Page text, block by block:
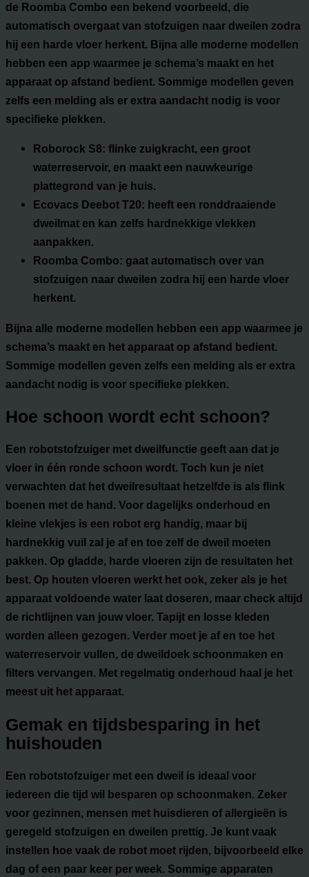
de Roomba Combo een bekend voorbeeld, die
automatisch overgaat van stofzuigen naar dweilen zodra
hij een harde vloer herkent. Bijna alle moderne modellen
hebben een app waarmee je schema’s maakt en het
apparaat op afstand bedient. Sommige modellen geven
zelfs een melding als er extra aandacht nodig is voor
specifieke plekken.
Roborock S8: flinke zuigkracht, een groot
waterreservoir, en maakt een nauwkeurige
plattegrond van je huis.
Ecovacs Deebot T20: heeft een ronddraaiende
dweilmat en kan zelfs hardnekkige vlekken
aanpakken.
Roomba Combo: gaat automatisch over van
stofzuigen naar dweilen zodra hij een harde vloer
herkent.
Bijna alle moderne modellen hebben een app waarmee je
schema’s maakt en het apparaat op afstand bedient.
Sommige modellen geven zelfs een melding als er extra
aandacht nodig is voor specifieke plekken.
Hoe schoon wordt echt schoon?
Een robotstofzuiger met dweilfunctie geeft aan dat je
vloer in één ronde schoon wordt. Toch kun je niet
verwachten dat het dweilresultaat hetzelfde is als flink
boenen met de hand. Voor dagelijks onderhoud en
kleine vlekjes is een robot erg handig, maar bij
hardnekkig vuil zal je af en toe zelf de dweil moeten
pakken. Op gladde, harde vloeren zijn de resultaten het
best. Op houten vloeren werkt het ook, zeker als je het
apparaat voldoende water laat doseren, maar check altijd
de richtlijnen van jouw vloer. Tapijt en losse kleden
worden alleen gezogen. Verder moet je af en toe het
waterreservoir vullen, de dweildoek schoonmaken en
filters vervangen. Met regelmatig onderhoud haal je het
meest uit het apparaat.
Gemak en tijdsbesparing in het
huishouden
Een robotstofzuiger met een dweil is ideaal voor
iedereen die tijd wil besparen op schoonmaken. Zeker
voor gezinnen, mensen met huisdieren of allergieën is
geregeld stofzuigen en dweilen prettig. Je kunt vaak
instellen hoe vaak de robot moet rijden, bijvoorbeeld elke
dag of een paar keer per week. Sommige apparaten